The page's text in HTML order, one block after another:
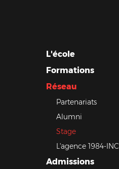
L'école
Formations
Réseau
Partenariats
Alumni
Stage
L'agence 1984-INC
Admissions